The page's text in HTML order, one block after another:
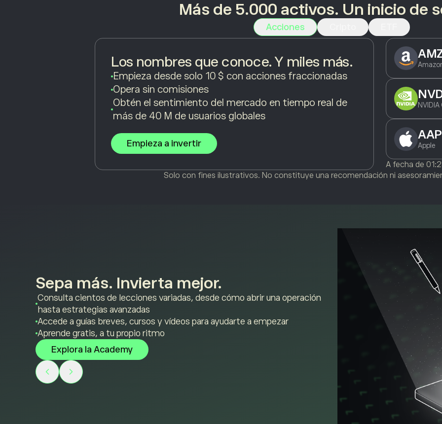
Más de 5.000 activos. Un inicio de
Acciones
Los nombres que conoce. Y miles más.
Empieza desde solo 10 $ con acciones fraccionadas
Opera sin comisiones
Obtén el sentimiento del mercado en tiempo real de
más de 40 M de usuarios globales
Empieza a invertir Apple
A fecha de
Solo con fines ilustrativos. No constituye una recomendación ni
Sepa más. Invierta mejor.
Consulta cientos de lecciones variadas, desde cómo abrir una operación
hasta estrategias avanzadas
Accede a guías breves, cursos y vídeos para ayudarte a empezar
Aprende gratis, a tu propio ritmo
Explora la Academy